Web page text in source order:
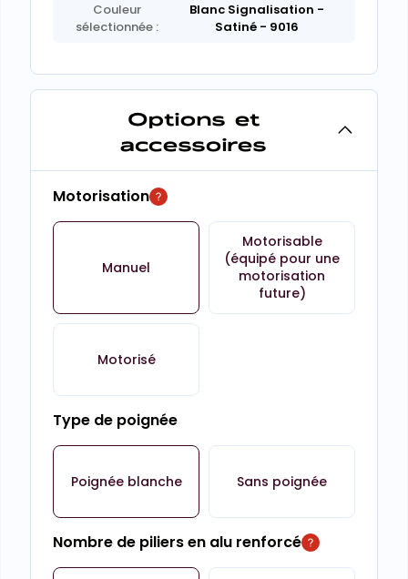
Couleur
sélectionnée :
Blanc Signalisation -
Satiné - 9016
Options et
accessoires
Motorisation
Manuel
Motorisable
(équipé pour une
motorisation
future)
Motorisé
Type de poignée
Poignée blanche Sans poignée
Nombre de piliers en alu renforcé